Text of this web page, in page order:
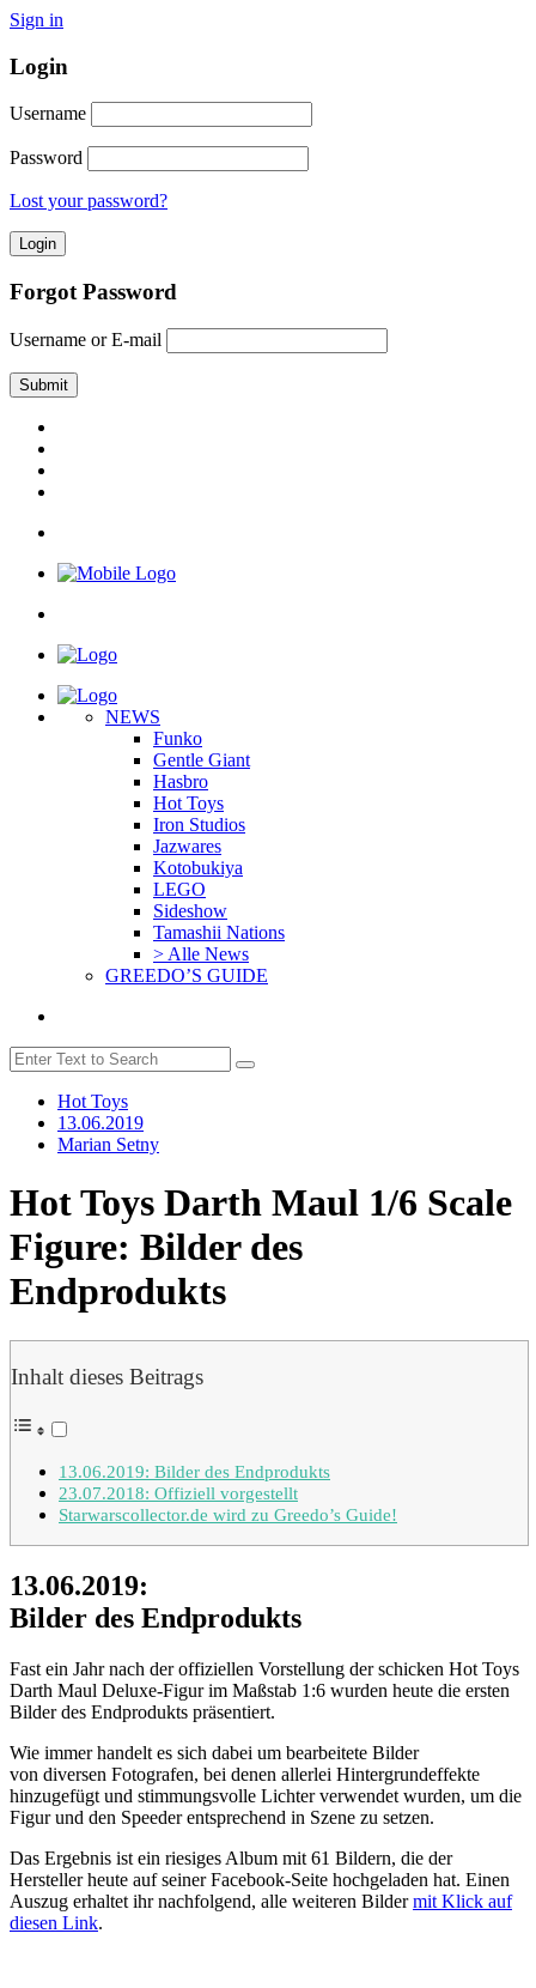
Sign in
Login
Username
Password
Lost your password?
Forgot Password
Username or E-mail
NEWS
Funko
Gentle Giant
Hasbro
Hot Toys
Iron Studios
Jazwares
Kotobukiya
LEGO
Sideshow
Tamashii Nations
> Alle News
GREEDO’S GUIDE
Hot Toys
13.06.2019
Marian Setny
Hot Toys Darth Maul 1/6 Scale
Figure: Bilder des
Endprodukts
Inhalt dieses Beitrags
13.06.2019: Bilder des Endprodukts
23.07.2018: Offiziell vorgestellt
Starwarscollector.de wird zu Greedo’s Guide!
13.06.2019:
Bilder des Endprodukts
Fast ein Jahr nach der offiziellen Vorstellung der schicken Hot Toys
Darth Maul Deluxe-Figur im Maßstab 1:6 wurden heute die ersten
Bilder des Endprodukts präsentiert.
Wie immer handelt es sich dabei um bearbeitete Bilder
von diversen Fotografen, bei denen allerlei Hintergrundeffekte
hinzugefügt und stimmungsvolle Lichter verwendet wurden, um die
Figur und den Speeder entsprechend in Szene zu setzen.
Das Ergebnis ist ein riesiges Album mit 61 Bildern, die der
Hersteller heute auf seiner Facebook-Seite hochgeladen hat. Einen
Auszug erhaltet ihr nachfolgend, alle weiteren Bildermit Klick auf
diesen Link.